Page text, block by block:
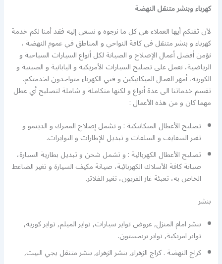
كهرباء وبنشر متنقل النهضة
لأن ثقتكم أيها العملاء هي كل ما نرجوه و نسعى إليه فقد أمنا لكم خدمة
كهرباء و بنشر متنقل في كافة النواحي و المناطق في عموم النهضة ،
نؤمن أفضل أعمال الإصلاح و الصيانة لكل أنواع السيارات السياحية و
الرياضية، نعمل على تصليح السيارات الأمريكية و اليابانية و الصينية و
الكورية، أمهر العمال الميكانيكين و فني الكهرباء متواجدون لخدمتكم.
تقسم خدماتنا الى عدة أنواع و لكنها متكاملة و شاملة لتصليح أي عطل
مهما كان و من هذه الأعمال :
تصليح الأعطال الميكانيكية : و تشمل إصلاح المحرك و الدينمو و
تغير السفايف و السلفات و تبديل الإطارات و التوايرات.
تصليح الأعطال الكهربائية : و تشمل شحن و تبديل بطارية السيارة،
صيانة كافة الأسلاك الكهربائية، صيانة مكيف السيارة و تغير الضاغط
الخاص به، تعبئة غاز الفريون، تغير الفلاتر.
بنشر
بنشر امام المنزل, عروض تواير سيارات, تواير الميلم, تواير كورية,
تواير امريكية, تواير بريجستون.
كراج النهضة . كراج الزهراء, بنشر الزهراء, بنشر متنقل يجي البيت,